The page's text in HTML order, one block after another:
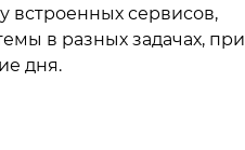
встроенных сервисов,
в разных задачах, при
дня.